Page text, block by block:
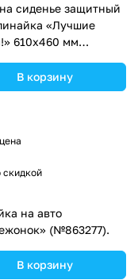
сиденье защитный
«Лучшие
610х460 мм
В корзину
скидкой
на авто
(№863277).
В корзину